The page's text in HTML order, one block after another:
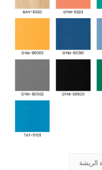
الريشة